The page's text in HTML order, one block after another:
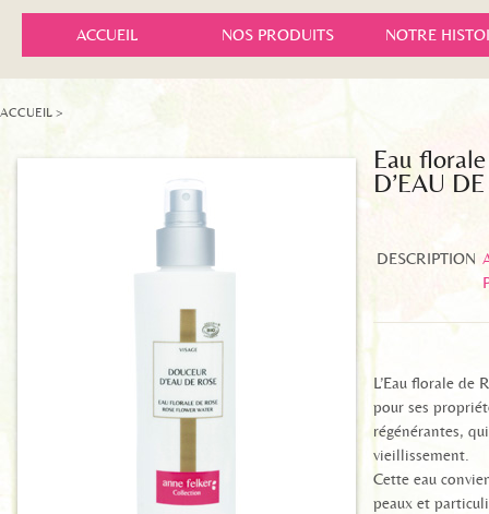
ACCUEIL NOS PRODUITS NOTRE
ACCUEIL >
Eau
D’EAU
DESCRIPTION
L’Eau florale de
pour ses
régénérantes,
vieillissement.
Cette eau
peaux et